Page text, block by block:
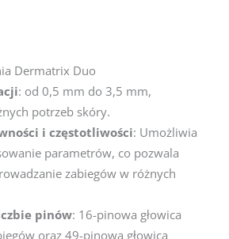
Dermatrix Duo
: od 0,5 mm do 3,5 mm,
potrzeb skóry.
i częstotliwości: Umożliwia
parametrów, co pozwala
zabiegów w różnych
pinów: 16-pinowa głowica
oraz 49-pinowa głowica